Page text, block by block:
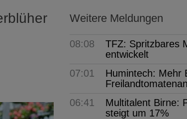
Weitere Meldungen
08:08
TFZ: Spritzbares
entwickelt
07:01
Humintech: Mehr
06:41
Multitalent Birne:
steigt um 17%